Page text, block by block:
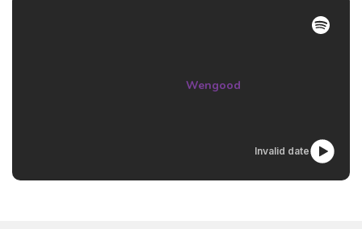
contre-courant. Comment et
Wengood
Invalid date